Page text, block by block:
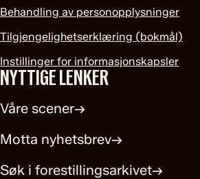
Behandling av personopplysninger
Tilgjengelighetserklæring (bokmål)
Instillinger for informasjonskapsler
NYTTIGE LENKER
Våre scener→
Motta nyhetsbrev→
Søk i forestillingsarkivet→